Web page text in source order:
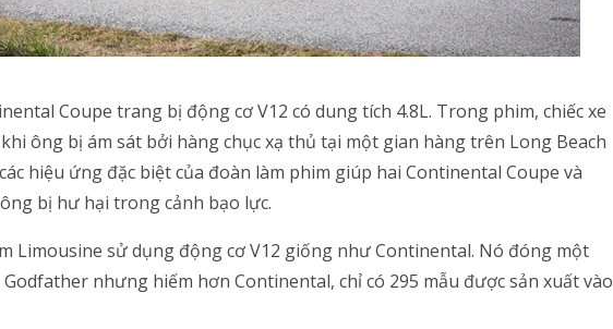
Coupe trang bị động cơ V12 có dung tích 4.8L. Trong phim, chiếc xe
ông bị ám sát bởi hàng chục xạ thủ tại một gian hàng trên Long Beach
hiệu ứng đặc biệt của đoàn làm phim giúp hai Continental Coupe và
bị hư hại trong cảnh bạo lực.
Limousine sử dụng động cơ V12 giống như Continental. Nó đóng một
nhưng hiếm hơn Continental, chỉ có 295 mẫu được sản xuất vào